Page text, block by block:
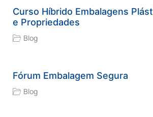
Curso Híbrido Embalagens
e Propriedades
Blog
Fórum Embalagem Segura
Blog